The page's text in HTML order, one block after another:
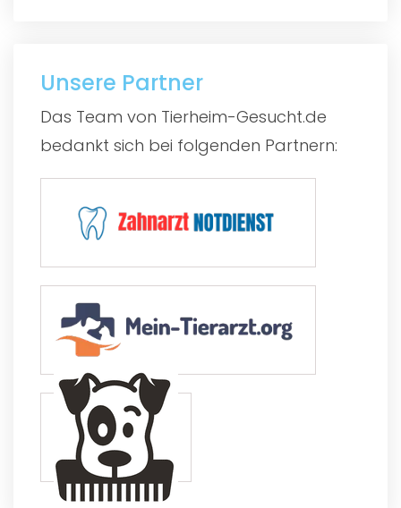
Unsere Partner
Das Team von Tierheim-Gesucht.de
bedankt sich bei folgenden Partnern: